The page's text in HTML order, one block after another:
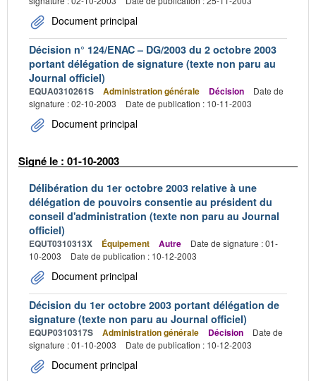
Document principal
Décision n° 124/ENAC – DG/2003 du 2 octobre 2003
portant délégation de signature (texte non paru au
Journal officiel)
EQUA0310261S Administration générale Décision
Date de
signature : 02-10-2003
Date de publication : 10-11-2003
Document principal
Signé le : 01-10-2003
Délibération du 1er octobre 2003 relative à une
délégation de pouvoirs consentie au président du
conseil d'administration (texte non paru au Journal
officiel)
EQUT0310313X Équipement Autre
Date de signature : 01-
10-2003
Date de publication : 10-12-2003
Document principal
Décision du 1er octobre 2003 portant délégation de
signature (texte non paru au Journal officiel)
EQUP0310317S Administration générale Décision
Date de
signature : 01-10-2003
Date de publication : 10-12-2003
Document principal